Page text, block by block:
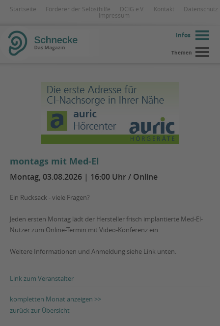
Startseite Förderer der Selbsthilfe DCIG e.V. Kontakt
Datenschutz
Impressum
Infos
Themen
montags mit Med-El
Montag, 03.08.2026 | 16:00 Uhr / Online
Ein Rucksack - viele Fragen?
Jeden ersten Montag lädt der Hersteller frisch implantierte Med-El-
Nutzer zum Online-Termin mit Video-Konferenz ein.
Weitere Informationen und Anmeldung siehe Link unten.
Link zum Veranstalter
kompletten Monat anzeigen >>
zurück zur Übersicht